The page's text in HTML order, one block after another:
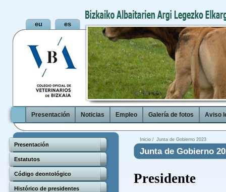
Presentación Noticias Empleo Galería de fotos Aviso
Presentación
Estatutos
Código deontológico
Histórico de presidentes
Inicio / Junta de Gobierno 2023
Junta de Gobierno
Presidente